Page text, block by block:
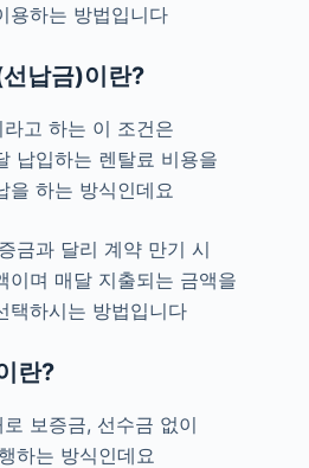
용하는 방법입니다
납금)이란?
고 하는 이 조건은
납입하는 렌탈료 비용을
을 하는 방식인데요
금과 달리 계약 만기 시
이며 매달 지출되는 금액을
택하시는 방법입니다
란?
보증금, 선수금 없이
하는 방식인데요